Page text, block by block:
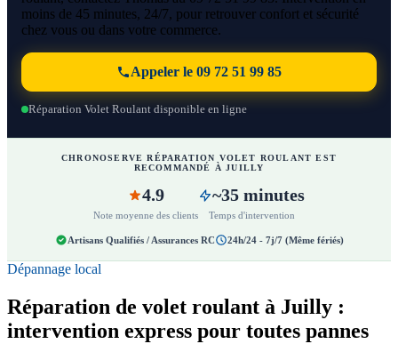
moins de 45 minutes, 24/7, pour retrouver confort et sécurité
chez vous ou dans votre commerce.
Appeler le 09 72 51 99 85
Réparation Volet Roulant disponible en ligne
CHRONOSERVE RÉPARATION VOLET ROULANT EST
RECOMMANDÉ À JUILLY
4.9
Note moyenne des clients
~35 minutes
Temps d'intervention
Artisans Qualifiés / Assurances RC 24h/24 - 7j/7 (Même fériés)
Dépannage local
Réparation de volet roulant à Juilly :
intervention express pour toutes pannes